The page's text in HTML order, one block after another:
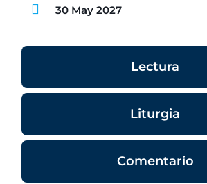
30 May 2027
Lectura
Liturgia
Comentario